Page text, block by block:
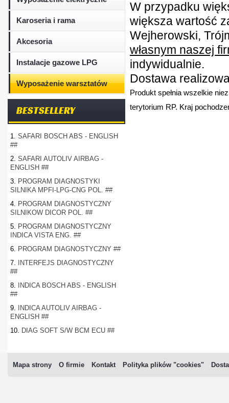
Karoseria i rama
Akcesoria
Instalacje gazowe LPG
Wyposażenie warsztatów
BESTSELLERY
1. SAFARI BOSCH ABS - ENGLISH
##
2. SAFARI AUTOLIV AIRBAG -
ENGLISH ##
3. PROGRAM DIAGNOSTYKI
SILNIKA MPFI-LPG-CNG POL. ##
4. PROGRAM DIAGNOSTYCZNY
SILNIKOW DICOR POL. ##
5. PROGRAM DIAGNOSTYCZNY
INDICA VISTA ENG. ##
6. PROGRAM DIAGNOSTYCZNY ##
7.
INTERFEJS DIAGNOSTYCZNY
##
8.
INDICA BOSCH ABS - ENGLISH
##
9.
INDICA AUTOLIV AIRBAG -
ENGLISH ##
10. DIAG SOFT S/W BCM ECU ##
W przypadku
większa wartość
Wejherowski,
własnym naszej
indywidualnie.
Dostawa
Produkt spełnia wszelkie
terytorium RP. Kraj
Mapa strony O firmie Kontakt Polityka plików "cookies"